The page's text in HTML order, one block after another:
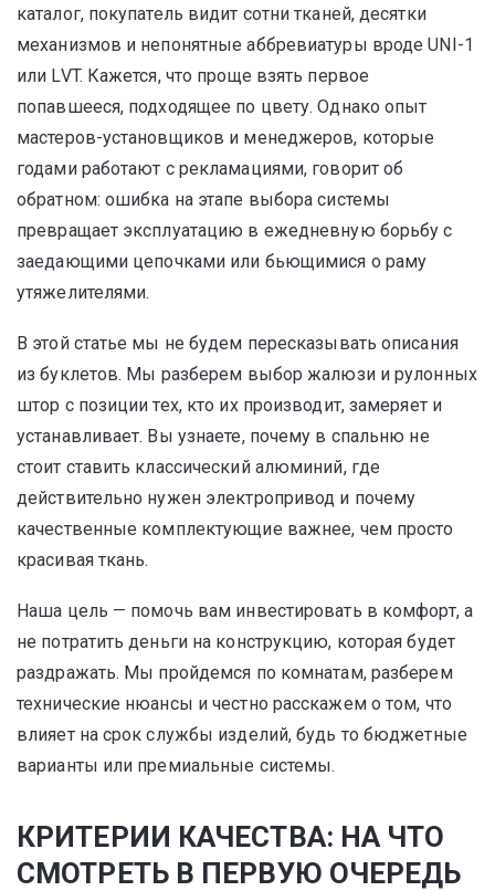
каталог, покупатель видит сотни тканей, десятки
механизмов и непонятные аббревиатуры вроде UNI-1
или LVT. Кажется, что проще взять первое
попавшееся, подходящее по цвету. Однако опыт
мастеров-установщиков и менеджеров, которые
годами работают с рекламациями, говорит об
обратном: ошибка на этапе выбора системы
превращает эксплуатацию в ежедневную борьбу с
заедающими цепочками или бьющимися о раму
утяжелителями.
В этой статье мы не будем пересказывать описания
из буклетов. Мы разберем выбор жалюзи и рулонных
штор с позиции тех, кто их производит, замеряет и
устанавливает. Вы узнаете, почему в спальню не
стоит ставить классический алюминий, где
действительно нужен электропривод и почему
качественные комплектующие важнее, чем просто
красивая ткань.
Наша цель — помочь вам инвестировать в комфорт, а
не потратить деньги на конструкцию, которая будет
раздражать. Мы пройдемся по комнатам, разберем
технические нюансы и честно расскажем о том, что
влияет на срок службы изделий, будь то бюджетные
варианты или премиальные системы.
КРИТЕРИИ КАЧЕСТВА: НА ЧТО
СМОТРЕТЬ В ПЕРВУЮ ОЧЕРЕДЬ